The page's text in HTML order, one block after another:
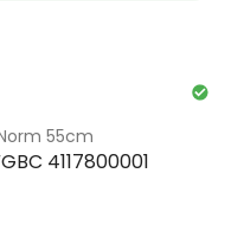
55cm
4117800001